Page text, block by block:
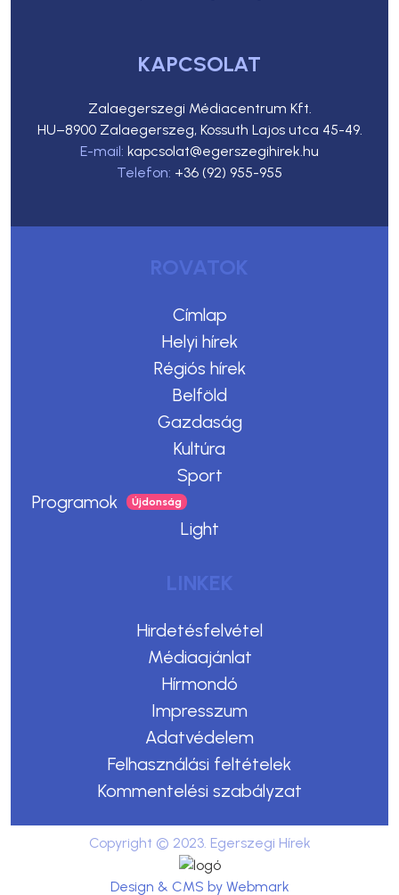
KAPCSOLAT
Zalaegerszegi Médiacentrum Kft.
HU–8900 Zalaegerszeg, Kossuth Lajos utca 45-49.
E-mail: kapcsolat@egerszegihirek.hu
Telefon: +36 (92) 955-955
ROVATOK
Címlap
Helyi hírek
Régiós hírek
Belföld
Gazdaság
Kultúra
Sport
Programok
Light
LINKEK
Hirdetésfelvétel
Médiaajánlat
Hírmondó
Impresszum
Adatvédelem
Felhasználási feltételek
Kommentelési szabályzat
Copyright © 2023. Egerszegi Hírek
Design & CMS by Webmark